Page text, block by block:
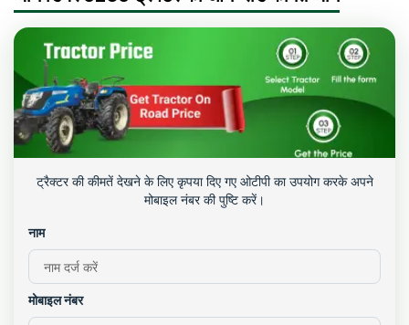
ट्रैक्टर की कीमतें देखने के लिए कृपया दिए गए ओटीपी का उपयोग करके अपने
मोबाइल नंबर की पुष्टि करें।
नाम
मोबाइल नंबर